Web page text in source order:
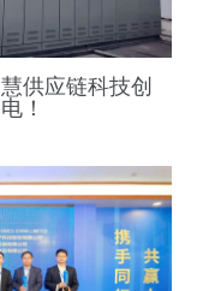
供应链科技创
！